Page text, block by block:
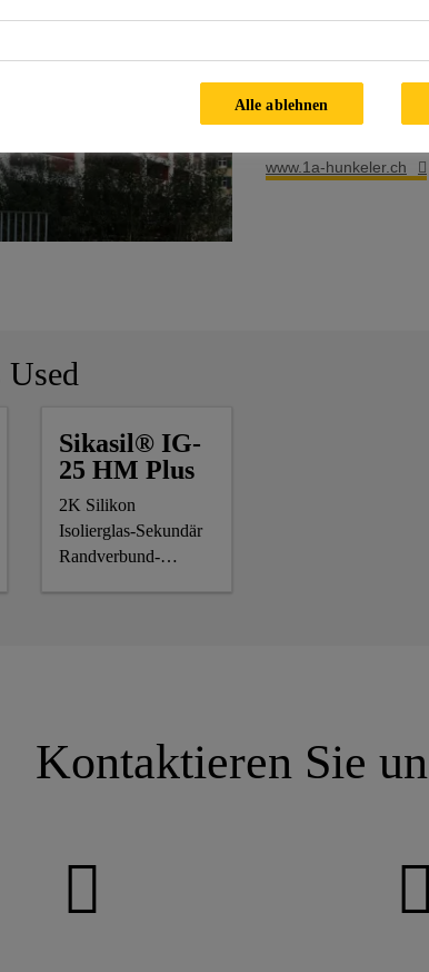
Window type:
: Dutli +
Window
www.1a-hunkeler.ch
Used
Sikasil® IG-
25 HM Plus
2K Silikon
Isolierglas-Sekundär
Randverbund-
Kontaktieren Sie
Alle ablehnen